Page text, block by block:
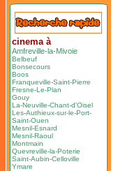
cinema à
Amfreville-la-Mivoie
Belbeuf
Bonsecours
Boos
Franqueville-Saint-Pierre
Fresne-Le-Plan
Gouy
La-Neuville-Chant-d'Oisel
Les-Authieux-sur-le-Port-
Saint-Ouen
Mesnil-Esnard
Mesnil-Raoul
Montmain
Quevreville-la-Poterie
Saint-Aubin-Celloville
Ymare